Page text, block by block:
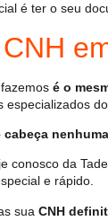
é ter o seu
é o
especializados
cabeça nenhuma
conosco da
e rápido.
sua CNH